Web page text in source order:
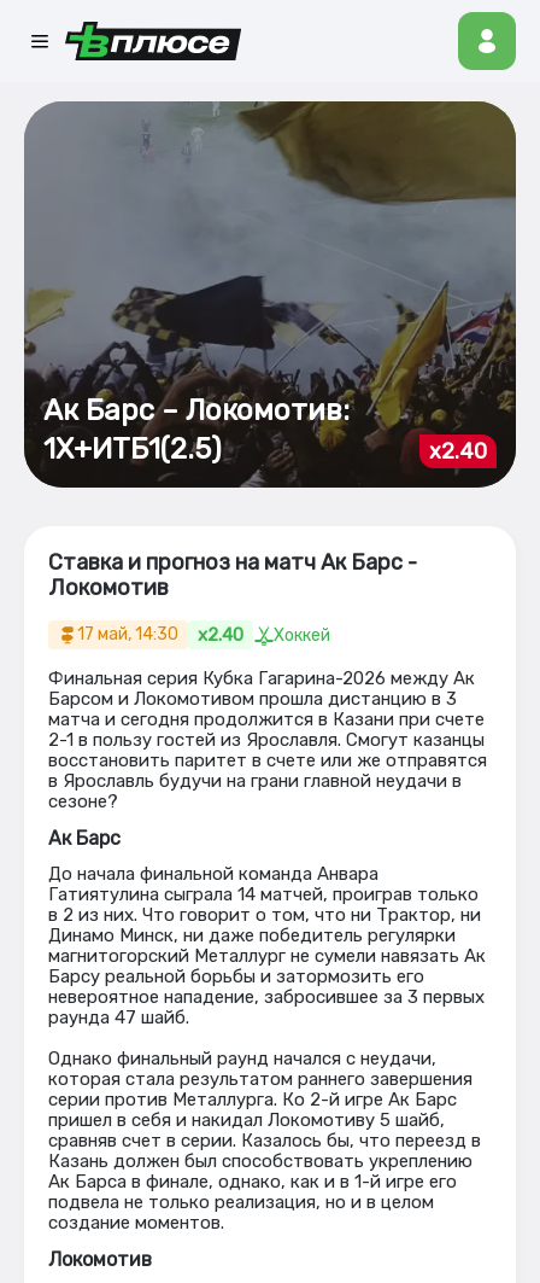
Ак Барс – Локомотив:
1Х+ИТБ1(2.5)
x2.40
Ставка и прогноз на матч Ак Барс -
Локомотив
17 май, 14:30 x2.40 Хоккей
Финальная серия Кубка Гагарина-2026 между Ак
Барсом и Локомотивом прошла дистанцию в 3
матча и сегодня продолжится в Казани при счете
2-1 в пользу гостей из Ярославля. Смогут казанцы
восстановить паритет в счете или же отправятся
в Ярославль будучи на грани главной неудачи в
сезоне?
Ак Барс
До начала финальной команда Анвара
Гатиятулина сыграла 14 матчей, проиграв только
в 2 из них. Что говорит о том, что ни Трактор, ни
Динамо Минск, ни даже победитель регулярки
магнитогорский Металлург не сумели навязать Ак
Барсу реальной борьбы и затормозить его
невероятное нападение, забросившее за 3 первых
раунда 47 шайб.
Однако финальный раунд начался с неудачи,
которая стала результатом раннего завершения
серии против Металлурга. Ко 2-й игре Ак Барс
пришел в себя и накидал Локомотиву 5 шайб,
сравняв счет в серии. Казалось бы, что переезд в
Казань должен был способствовать укреплению
Ак Барса в финале, однако, как и в 1-й игре его
подвела не только реализация, но и в целом
создание моментов.
Локомотив